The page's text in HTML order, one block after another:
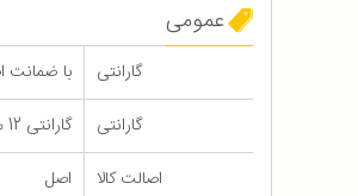
عمومی
گارانتی
با ضمانت
گارانتی
گارانتی 12 ماه شرکتی
اصالت کالا
اصل